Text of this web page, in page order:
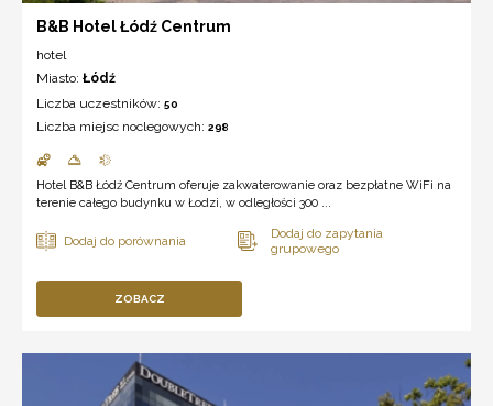
B&B Hotel Łódź Centrum
hotel
Miasto: Łódź
Liczba uczestników: 50
Liczba miejsc noclegowych: 298
Hotel B&B Łódź Centrum oferuje zakwaterowanie oraz bezpłatne WiFi na
terenie całego budynku w Łodzi, w odległości 300 ...
ZOBACZ